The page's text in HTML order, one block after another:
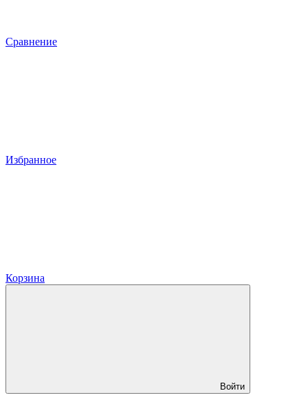
Сравнение
Избранное
Корзина
Войти